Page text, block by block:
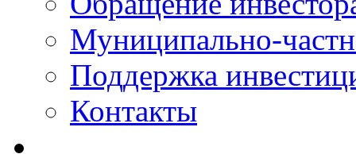
Муниципально-
Поддержка
Контакты